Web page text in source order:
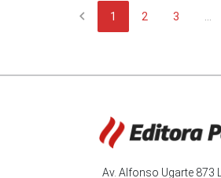
chevron_left 1 2 3
Av. Alfonso Ugarte 873